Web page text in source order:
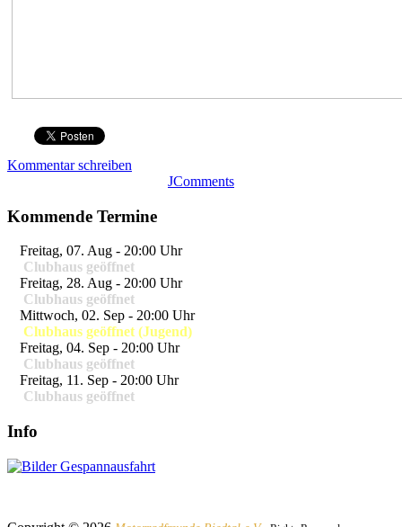
Kommentar schreiben
JComments
Kommende Termine
Freitag, 07. Aug - 20:00 Uhr
Clubhaus geöffnet
Freitag, 28. Aug - 20:00 Uhr
Clubhaus geöffnet
Mittwoch, 02. Sep - 20:00 Uhr
Clubhaus geöffnet (Jugend)
Freitag, 04. Sep - 20:00 Uhr
Clubhaus geöffnet
Freitag, 11. Sep - 20:00 Uhr
Clubhaus geöffnet
Info